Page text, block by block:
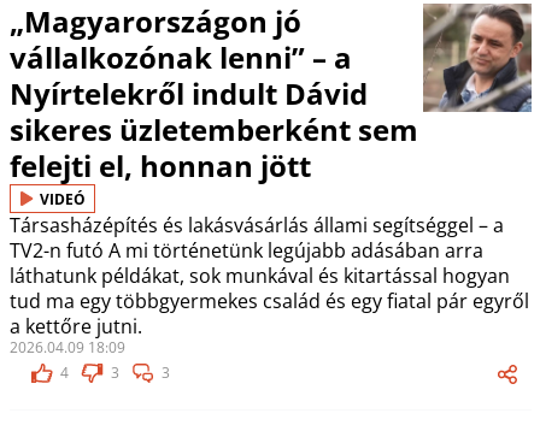
„Magyarországon jó
vállalkozónak lenni” – a
Nyírtelekről indult Dávid
sikeres üzletemberként sem
felejti el, honnan jött
VIDEÓ
Társasházépítés és lakásvásárlás állami segítséggel – a
TV2-n futó A mi történetünk legújabb adásában arra
láthatunk példákat, sok munkával és kitartással hogyan
tud ma egy többgyermekes család és egy fiatal pár egyről
a kettőre jutni.
2026.04.09 18:09
4
3 3